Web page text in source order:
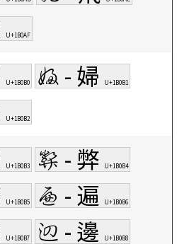
U+1B0AF
U+1B0B0 𛂱 - 婦 U+1B0B1
U+1B0B2
U+1B0B3 𛂴 - 弊 U+1B0B4
U+1B0B5 𛂶 - 遍 U+1B0B6
U+1B0B7 𛂸 - 邊 U+1B0B8